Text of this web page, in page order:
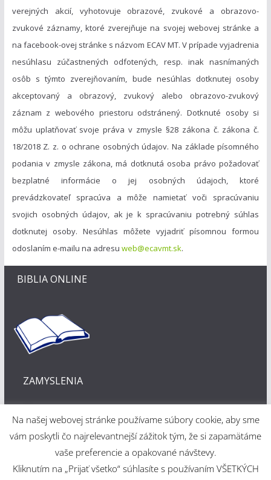
verejných akcií, vyhotovuje obrazové, zvukové a obrazovo-
zvukové záznamy, ktoré zverejňuje na svojej webovej stránke a
na facebook-ovej stránke s názvom ECAV MT. V prípade vyjadrenia
nesúhlasu zúčastnených odfotených, resp. inak nasnímaných
osôb s týmto zverejňovaním, bude nesúhlas dotknutej osoby
akceptovaný a obrazový, zvukový alebo obrazovo-zvukový
záznam z webového priestoru odstránený. Dotknuté osoby si
môžu uplatňovať svoje práva v zmysle §28 zákona č. zákona č.
18/2018 Z. z. o ochrane osobných údajov. Na základe písomného
podania v zmysle zákona, má dotknutá osoba právo požadovať
bezplatné informácie o jej osobných údajoch, ktoré
prevádzkovateľ spracúva a môže namietať voči spracúvaniu
svojich osobných údajov, ak je k spracúvaniu potrebný súhlas
dotknutej osoby. Nesúhlas môžete vyjadriť písomnou formou
odoslaním e-mailu na adresu web@ecavmt.sk.
BIBLIA ONLINE
ZAMYSLENIA
Webové riešenie
Na našej webovej stránke používame súbory cookie, aby sme
vám poskytli čo najrelevantnejší zážitok tým, že si zapamätáme
vaše preferencie a opakované návštevy.
Kliknutím na „Prijať všetko“ súhlasíte s používaním VŠETKÝCH